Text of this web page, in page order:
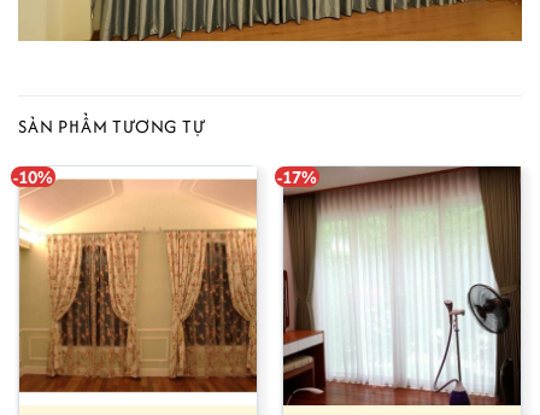
SẢN PHẨM TƯƠNG TỰ
-10%
-17%